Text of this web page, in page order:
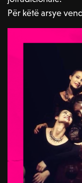
Për këtë arsye